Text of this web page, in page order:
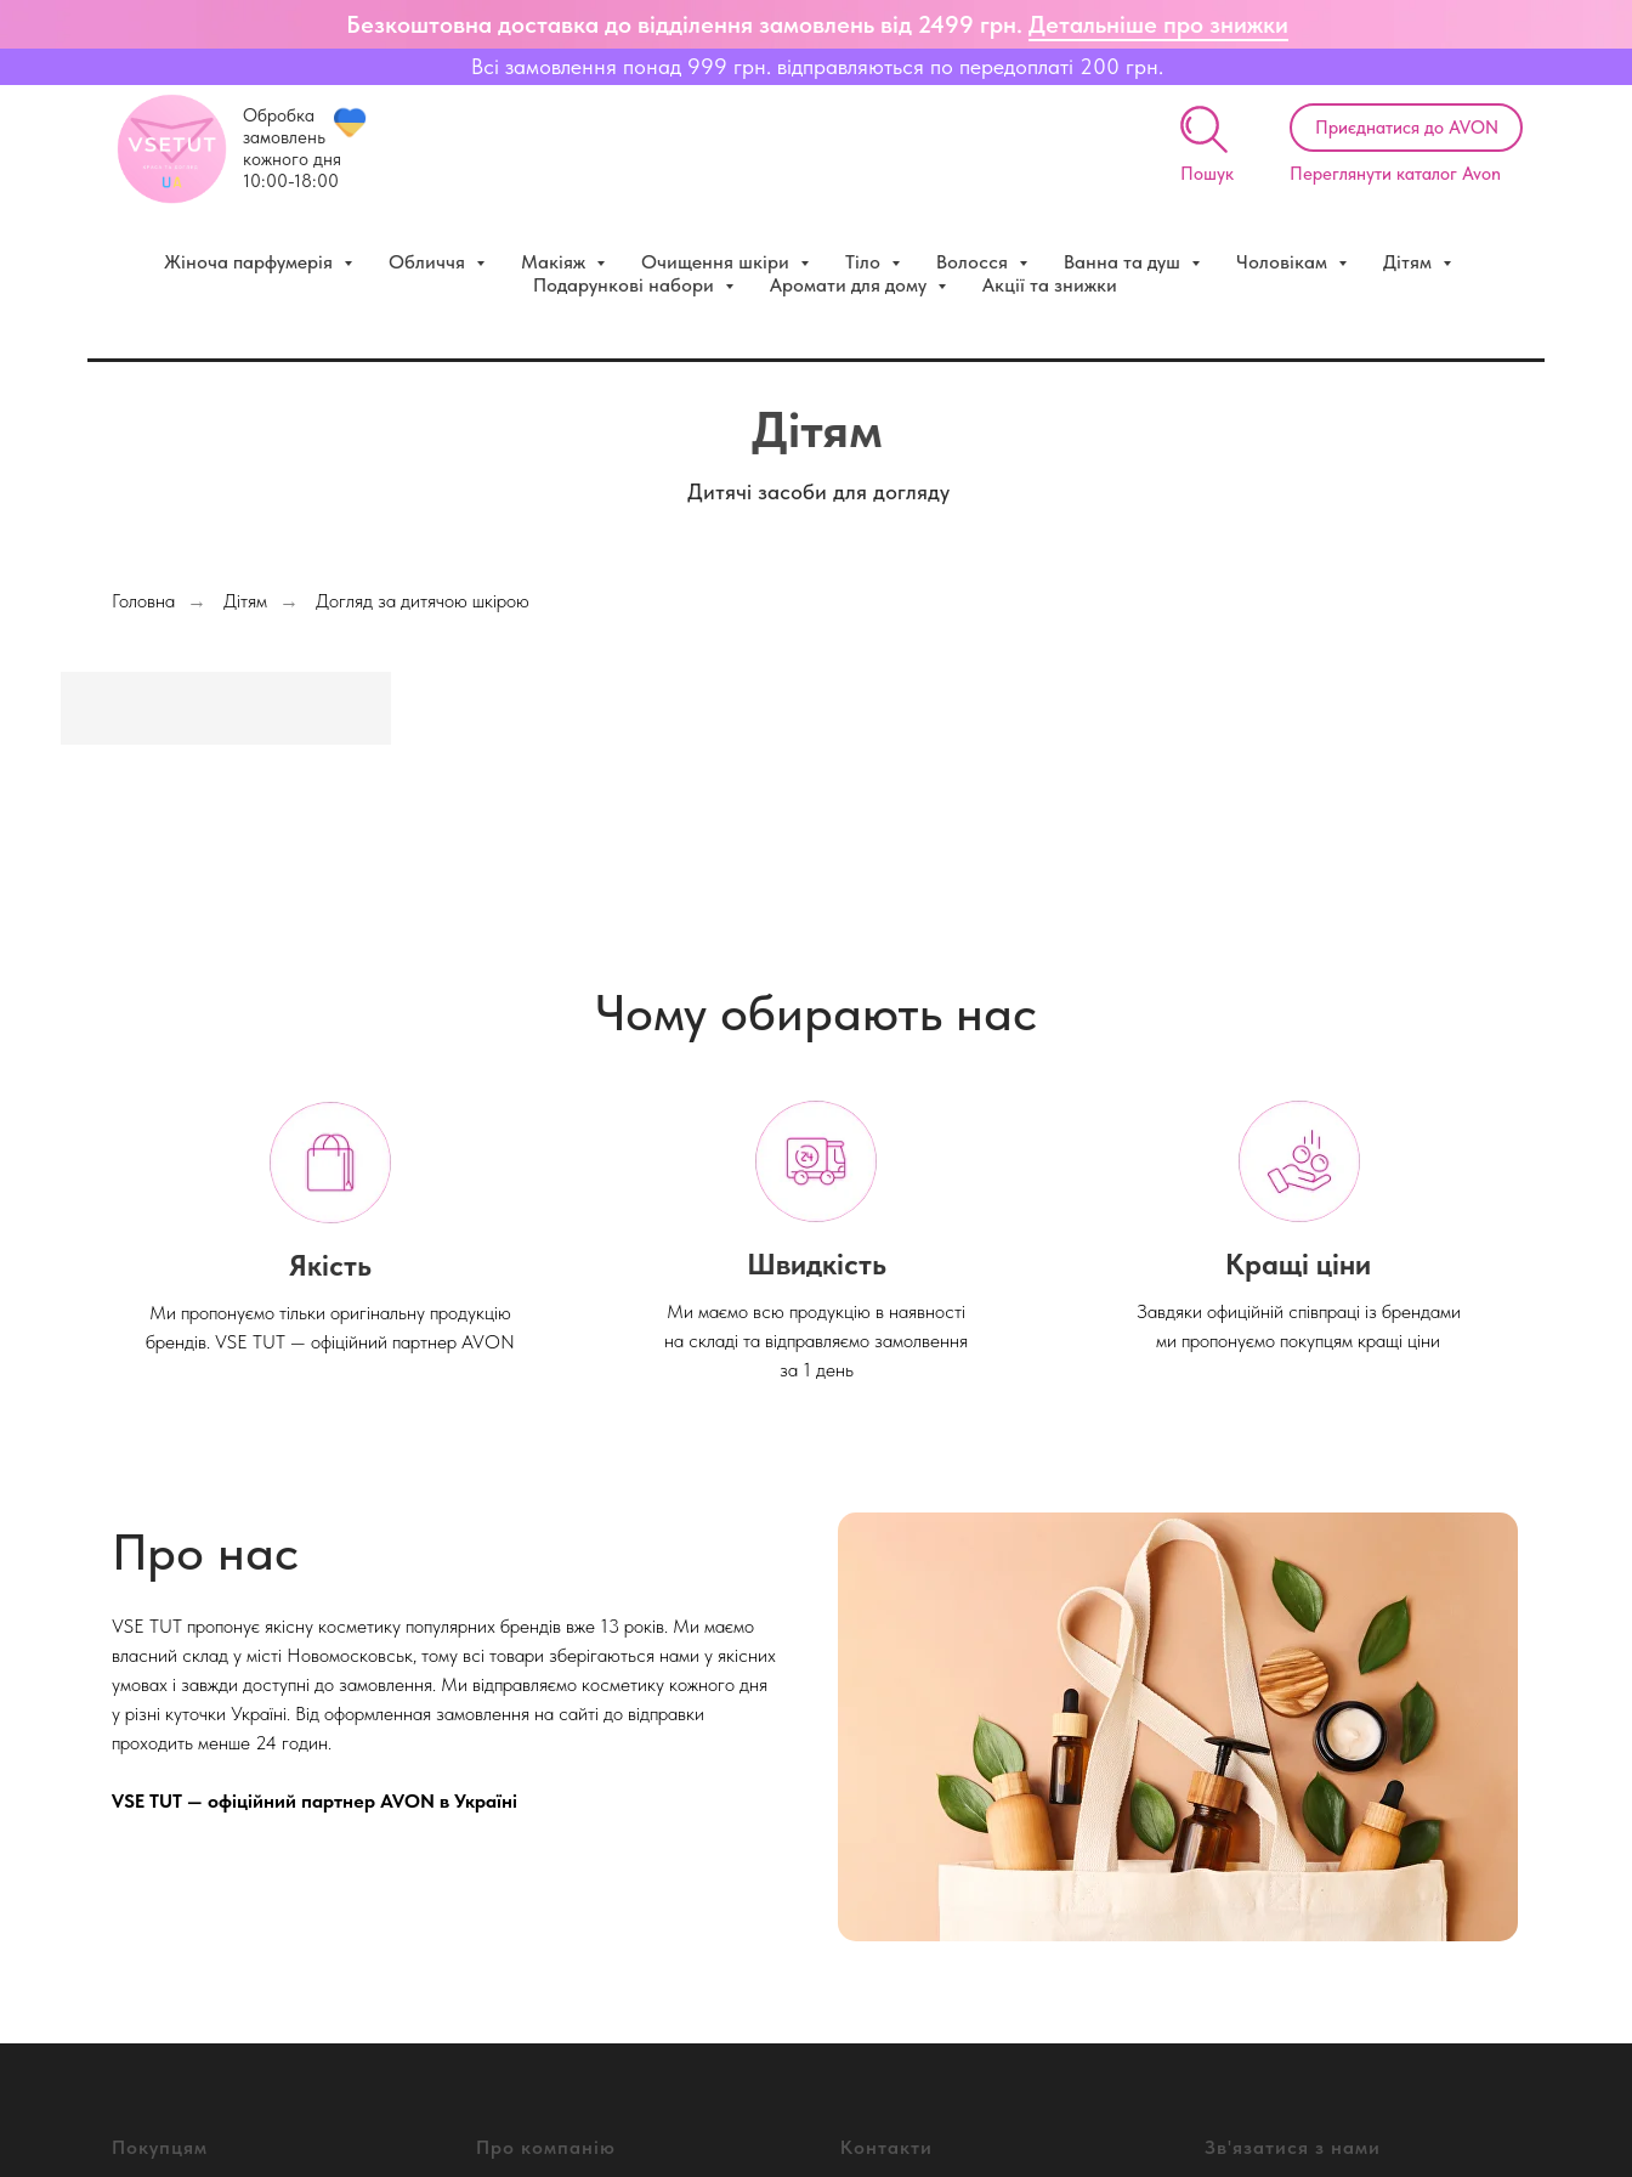
Безкоштовна доставка до відділення замовлень від 2499 грн. Детальніше про знижки
Всі замовлення понад 999 грн. відправляються по передоплаті 200 грн.
Обробка
замовлень
кожного дня
10:00-18:00
Приєднатися до AVON
Пошук Переглянути каталог Avon
Жіноча парфумерія Обличчя Макіяж Очищення шкіри Тіло Волосся Ванна та душ Чоловікам
Дітям
Подарункові набори
Аромати для дому Акції та знижки
Дітям
Дитячі засоби для догляду
Головна → Дітям → Догляд за дитячою шкірою
Ми пропонуємо тільки оригінальну продукцію
брендів. VSE TUT — офіційний партнер AVON
Завдяки офиційній співпраці із брендами
ми пропонуємо покупцям кращі ціни
Ми маємо всю продукцію в наявності
на складі та відправляємо замолвення
за 1 день
Якість Кращі ціни
Швидкість
Чому обирають нас
VSE TUT пропонує якісну косметику популярних брендів вже 13 років. Ми маємо
власний склад у місті Новомосковськ, тому всі товари зберігаються нами у якісних
умовах і завжди доступні до замовлення. Ми відправляємо косметику кожного дня
у різні куточки Україні. Від оформленная замовлення на сайті до відправки
проходить менше 24 годин.
VSE TUT — офіційний партнер AVON в Україні
Про нас
Покупцям Про компанію Контакти Зв'язатися з нами